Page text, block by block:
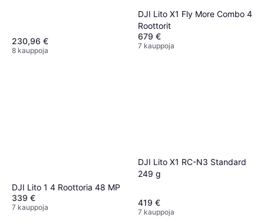
230,96 €
8 kauppoja
DJI Lito X1 Fly More Combo 4
Roottorit
679 €
7 kauppoja
DJI Lito 1 4 Roottoria 48 MP
339 €
7 kauppoja
DJI Lito X1 RC-N3 Standard
249 g
419 €
7 kauppoja